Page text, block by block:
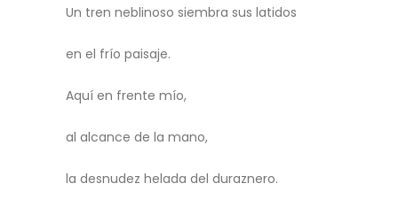
Un tren neblinoso siembra sus latidos
en el frío paisaje.
Aquí en frente mío,
al alcance de la mano,
la desnudez helada del duraznero.